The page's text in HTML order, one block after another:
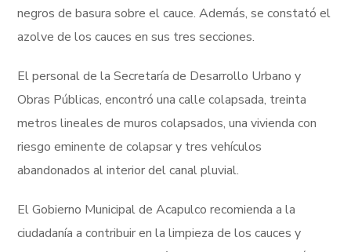
negros de basura sobre el cauce. Además, se constató el
azolve de los cauces en sus tres secciones.
El personal de la Secretaría de Desarrollo Urbano y
Obras Públicas, encontró una calle colapsada, treinta
metros lineales de muros colapsados, una vivienda con
riesgo eminente de colapsar y tres vehículos
abandonados al interior del canal pluvial.
El Gobierno Municipal de Acapulco recomienda a la
ciudadanía a contribuir en la limpieza de los cauces y